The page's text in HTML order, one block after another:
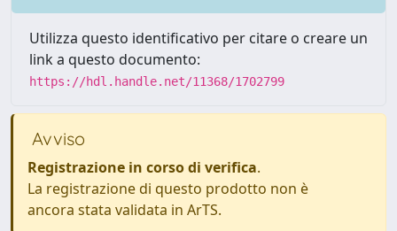
Utilizza questo identificativo per citare o creare un
link a questo documento:
https://hdl.handle.net/11368/1702799
Avviso
Registrazione in corso di verifica.
La registrazione di questo prodotto non è
ancora stata validata in ArTS.